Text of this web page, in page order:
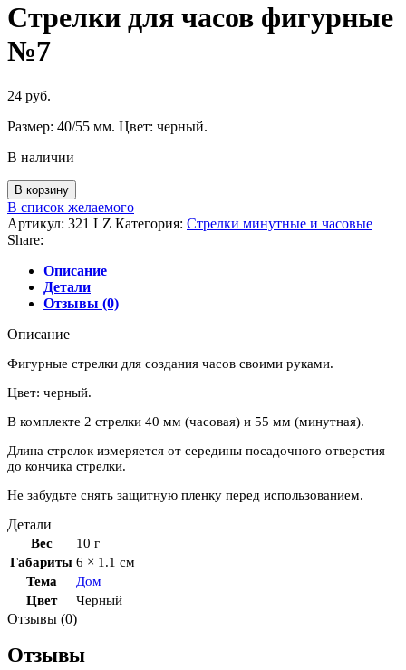
Стрелки для часов фигурные
№7
24 руб.
Размер: 40/55 мм. Цвет: черный.
В наличии
Количество
товара
Стрелки
для
фигурные
В корзину
В список желаемого
Артикул: 321 LZ Категория: Стрелки минутные и часовые
Share:
Описание
Детали
Отзывы (0)
Описание
Фигурные стрелки для создания часов своими руками.
Цвет: черный.
В комплекте 2 стрелки 40 мм (часовая) и 55 мм (минутная).
Длина стрелок измеряется от середины посадочного отверстия
до кончика стрелки.
Не забудьте снять защитную пленку перед использованием.
Детали
Вес
10 г
Габариты 6 × 1.1 см
Тема
Дом
Цвет
Черный
Отзывы (0)
Отзывы